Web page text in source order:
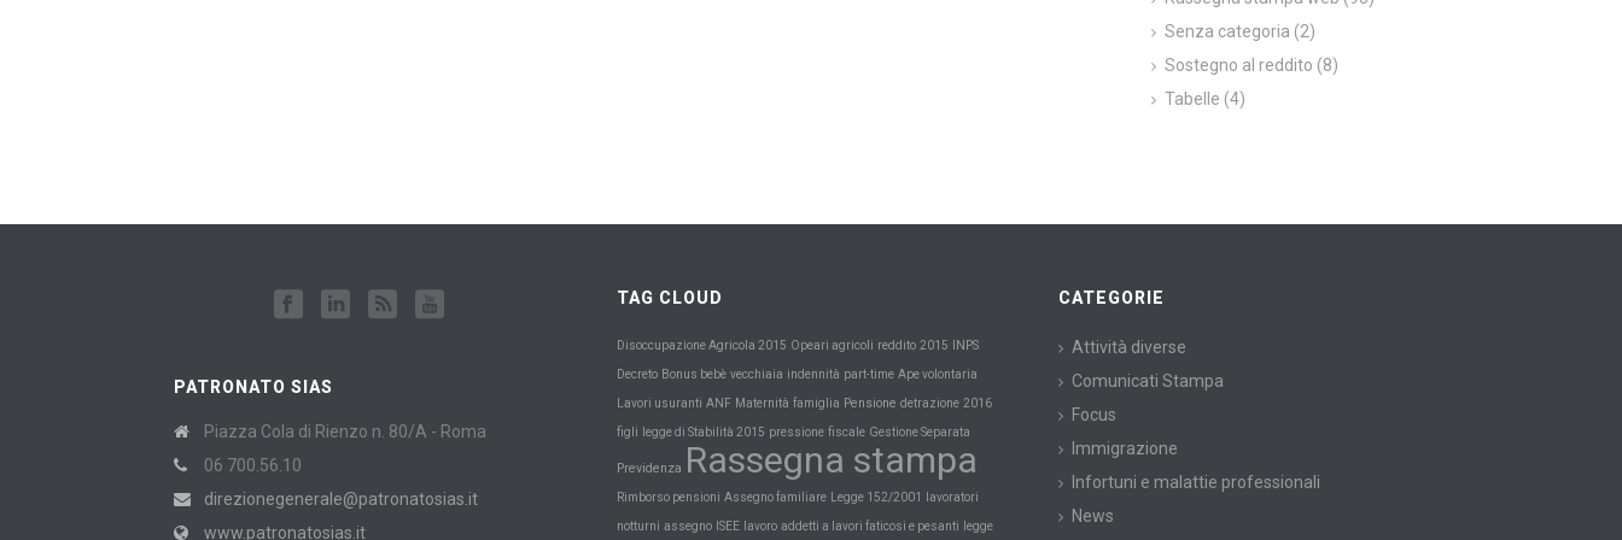
Senza categoria (2)
Sostegno al reddito (8)
Tabelle (4)
PATRONATO SIAS
Piazza Cola di Rienzo n. 80/A - Roma
06 700.56.10
direzionegenerale@patronatosias.it
www.patronatosias.it
TAG CLOUD
Disoccupazione Agricola 2015 Opeari agricoli reddito 2015 INPS
Decreto Bonus bebè vecchiaia indennità part-time Ape volontaria
Lavori usuranti ANF Maternità famiglia Pensione detrazione 2016
figli legge di Stabilità 2015 pressione fiscale Gestione Separata
Previdenza Rassegna stampa
Rimborso pensioni Assegno familiare Legge 152/2001 lavoratori
notturni assegno ISEE lavoro addetti a lavori faticosi e pesanti legge
CATEGORIE
Attività diverse
Comunicati Stampa
Focus
Immigrazione
Infortuni e malattie professionali
News